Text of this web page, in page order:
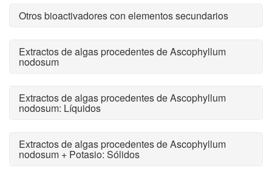
Otros bioactivadores con elementos secundarios
Extractos de algas procedentes de Ascophyllum
nodosum
Extractos de algas procedentes de Ascophyllum
nodosum: Líquidos
Extractos de algas procedentes de Ascophyllum
nodosum + Potasio: Sólidos